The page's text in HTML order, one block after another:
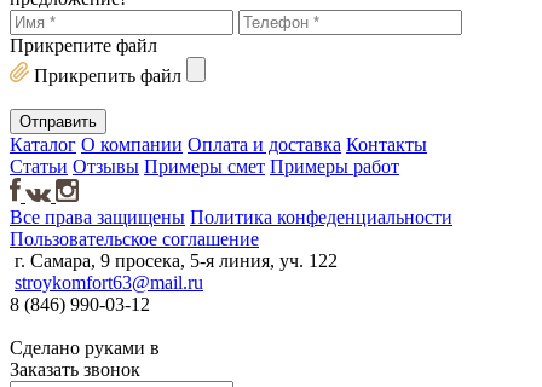
Прикрепите файл
Прикрепить файл
Каталог О компании Оплата и доставка Контакты
Статьи Отзывы Примеры смет Примеры работ
Все права защищены Политика конфеденциальности
Пользовательское соглашение
г. Самара, 9 просека, 5-я линия, уч. 122
stroykomfort63@mail.ru
8 (846) 990-03-12
Сделано руками в
Заказать звонок